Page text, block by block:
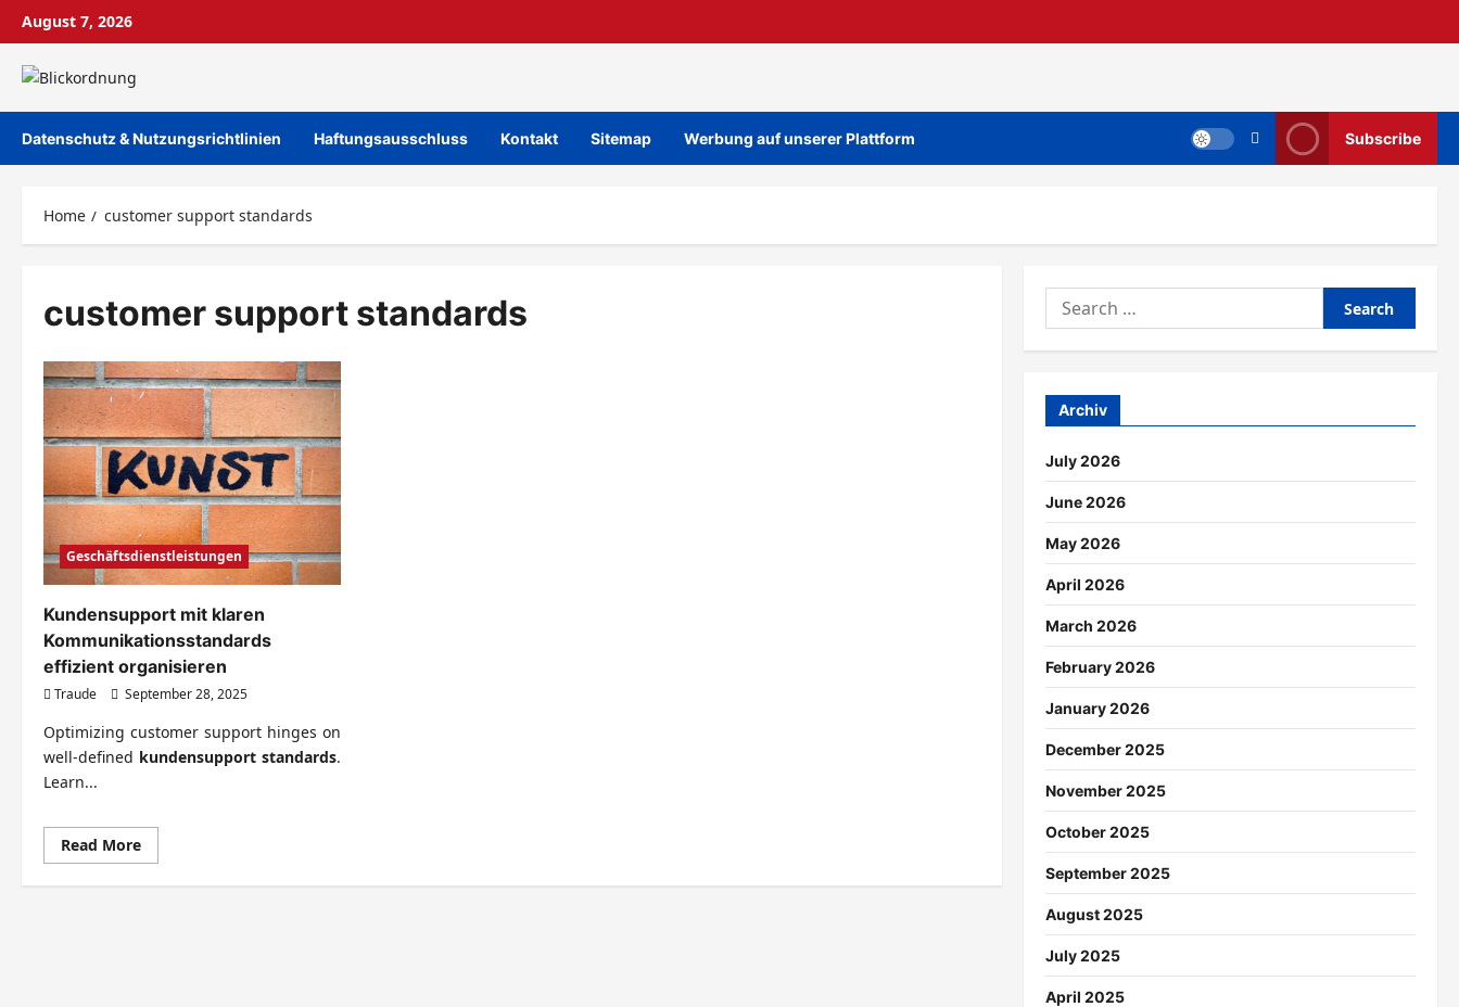
Skip
content
August 7, 2026
Datenschutz & Nutzungsrichtlinien Haftungsausschluss Kontakt Sitemap Werbung auf unserer Plattform Subscribe
Home customer support standards
customer support standards
Geschäftsdienstleistungen
Kundensupport mit klaren
Kommunikationsstandards
effizient organisieren
Traude September 28, 2025
Optimizing customer support hinges on
well-defined kundensupport standards.
Learn...
Read MoreRead
more
Kundensupport
Search
for:
Archiv
July 2026
June 2026
May 2026
April 2026
March 2026
February 2026
January 2026
December 2025
November 2025
October 2025
September 2025
August 2025
July 2025
April 2025